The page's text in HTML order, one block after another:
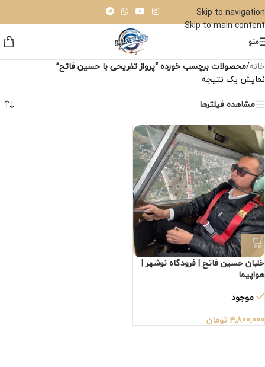
Skip to navigation
Skip to main content
منو
خانه/محصولات برچسب خورده “پرواز تفریحی با حسین فاتح”
نمایش یک نتیجه
مشاهده فیلترها
خلبان حسین فاتح | فرودگاه‌ نوشهر |
هواپیما
موجود
4,800,000 تومان